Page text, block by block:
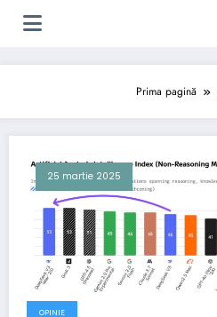
Prima pagină
25 martie 2025
OPINIE